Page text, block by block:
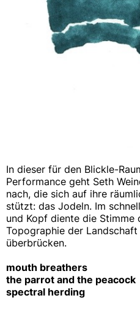
In dieser für den Blickle-
Performance geht Seth
nach, die sich auf ihre
stützt: das Jodeln. Im
und Kopf diente die Stimme
Topographie der
überbrücken.
mouth breathers
the parrot and the peacock
spectral herding